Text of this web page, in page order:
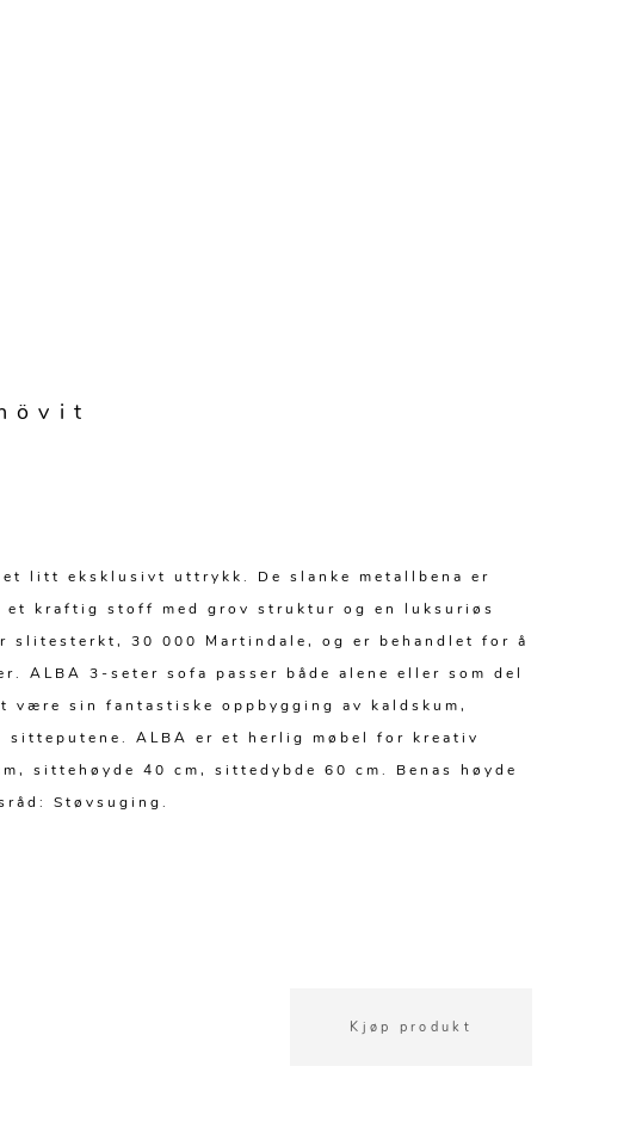
litt eksklusivt uttrykk. De slanke metallbena er
kraftig stoff med grov struktur og en luksuriøs
30 000 Martindale, og er behandlet for å
ALBA 3-seter sofa passer både alene eller som del
være sin fantastiske oppbygging av kaldskum,
ALBA er et herlig møbel for kreativ
sittehøyde 40 cm, sittedybde 60 cm. Benas høyde
Støvsuging.
Kjøp produkt